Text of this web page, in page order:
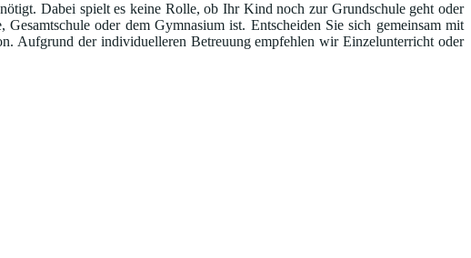
Dabei spielt es keine Rolle, ob Ihr Kind noch zur Grundschule geht oder
oder dem Gymnasium ist. Entscheiden Sie sich gemeinsam mit
Aufgrund der individuelleren Betreuung empfehlen wir Einzelunterricht oder